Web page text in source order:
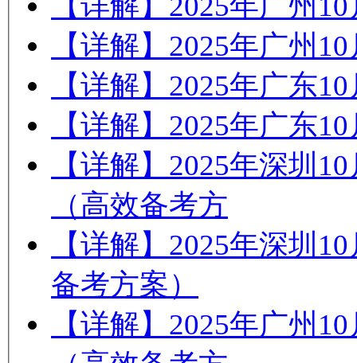
【详解】2025年广州
【详解】2025年广东
【详解】2025年广东
【详解】2025年深圳
（高效备考方
【详解】2025年深圳
备考方案）
【详解】2025年广州